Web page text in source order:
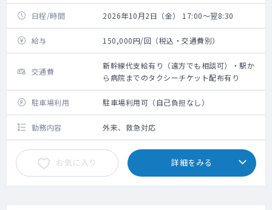
日程/時間 2026年10月2日（金） 17:00～翌8:30
給与 150,000円/回（税込・交通費別）
交通費
新幹線代支給有り（遠方でも相談可）・駅か
ら病院までのタクシーチケット配布有り
駐車場利用 駐車場利用可（自己負担なし）
勤務内容 外来、救急対応
お気に入り 詳細をみる